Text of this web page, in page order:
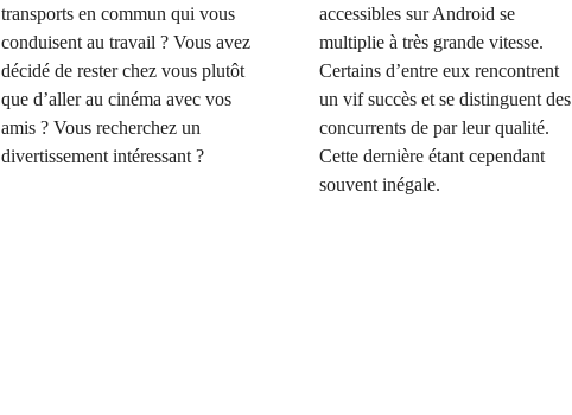
transports en commun qui vous
conduisent au travail ? Vous avez
décidé de rester chez vous plutôt
que d’aller au cinéma avec vos
amis ? Vous recherchez un
divertissement intéressant ?
accessibles sur Android se
multiplie à très grande vitesse.
Certains d’entre eux rencontrent
un vif succès et se distinguent des
concurrents de par leur qualité.
Cette dernière étant cependant
souvent inégale.